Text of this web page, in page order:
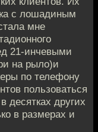
с лошадиным
мне
21-инчевыми
на рыло)и
по телефону
пользоваться
десятках других
в размерах и